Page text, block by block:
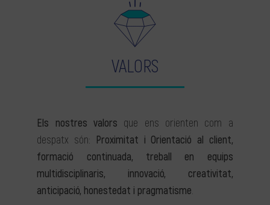
VALORS
Els nostres valors que ens orienten com a
despatx són: Proximitat i Orientació al client,
formació continuada, treball en equips
multidisciplinaris, innovació, creativitat,
anticipació, honestedat i pragmatisme.